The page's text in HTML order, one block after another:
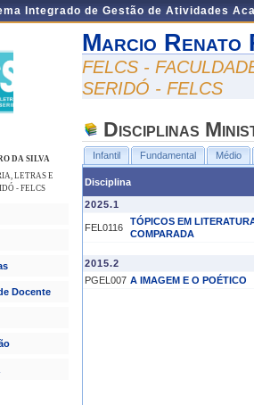
Integrado de Gestão de Atividades
DA SILVA
LETRAS E
- FELCS
Docente
Marcio Renato
FELCS -
SERIDÓ - FELCS
Disciplinas
Infantil Fundamental Médio
Disciplina
2025.1
FEL0116
TÓPICOS EM
COMPARADA
2015.2
PGEL007 A IMAGEM E O POÉTICO